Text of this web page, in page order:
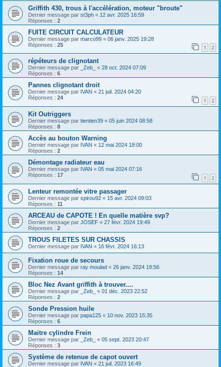
Griffith 430, trous à l'accélération, moteur "broute"
Dernier message par st3ph « 12 avr. 2025 16:59
Réponses : 2
FUITE CIRCUIT CALCULATEUR
Dernier message par marco99 « 06 janv. 2025 19:28
Réponses : 25 1 2
répéteurs de clignotant
Dernier message par _Zeb_ « 28 oct. 2024 07:09
Réponses : 6
Pannes clignotant droit
Dernier message par IVAN « 21 juil. 2024 04:20
Réponses : 24 1 2
Kit Outriggers
Dernier message par tientien39 « 05 juin 2024 08:58
Réponses : 8
Accès au bouton Warning
Dernier message par IVAN « 12 mai 2024 18:00
Réponses : 2
Démontage radiateur eau
Dernier message par IVAN « 05 mai 2024 07:16
Réponses : 17 1 2
Lenteur remontée vitre passager
Dernier message par spirou92 « 15 avr. 2024 09:03
Réponses : 11
ARCEAU de CAPOTE ! En quelle matière svp?
Dernier message par JOSEF « 27 févr. 2024 19:49
Réponses : 2
TROUS FILETES SUR CHASSIS
Dernier message par IVAN « 16 févr. 2024 16:13
Fixation roue de secours
Dernier message par ray moulad « 26 janv. 2024 18:56
Réponses : 14
Bloc Nez Avant griffith à trouver....
Dernier message par _Zeb_ « 01 déc. 2023 22:52
Réponses : 2
Sonde Pression huile
Dernier message par papa125 « 10 nov. 2023 15:35
Réponses : 6
Maitre cylindre Frein
Dernier message par _Zeb_ « 05 sept. 2023 20:47
Réponses : 3
Système de retenue de capot ouvert
Dernier message par IVAN « 21 juil. 2023 16:49